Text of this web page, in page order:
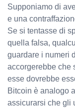
Supponiamo di
e una
Se si tentasse di
quella falsa,
guardare i numeri
accorgerebbe che
esse dovrebbe
Bitcoin è analogo
assicurarsi che gli